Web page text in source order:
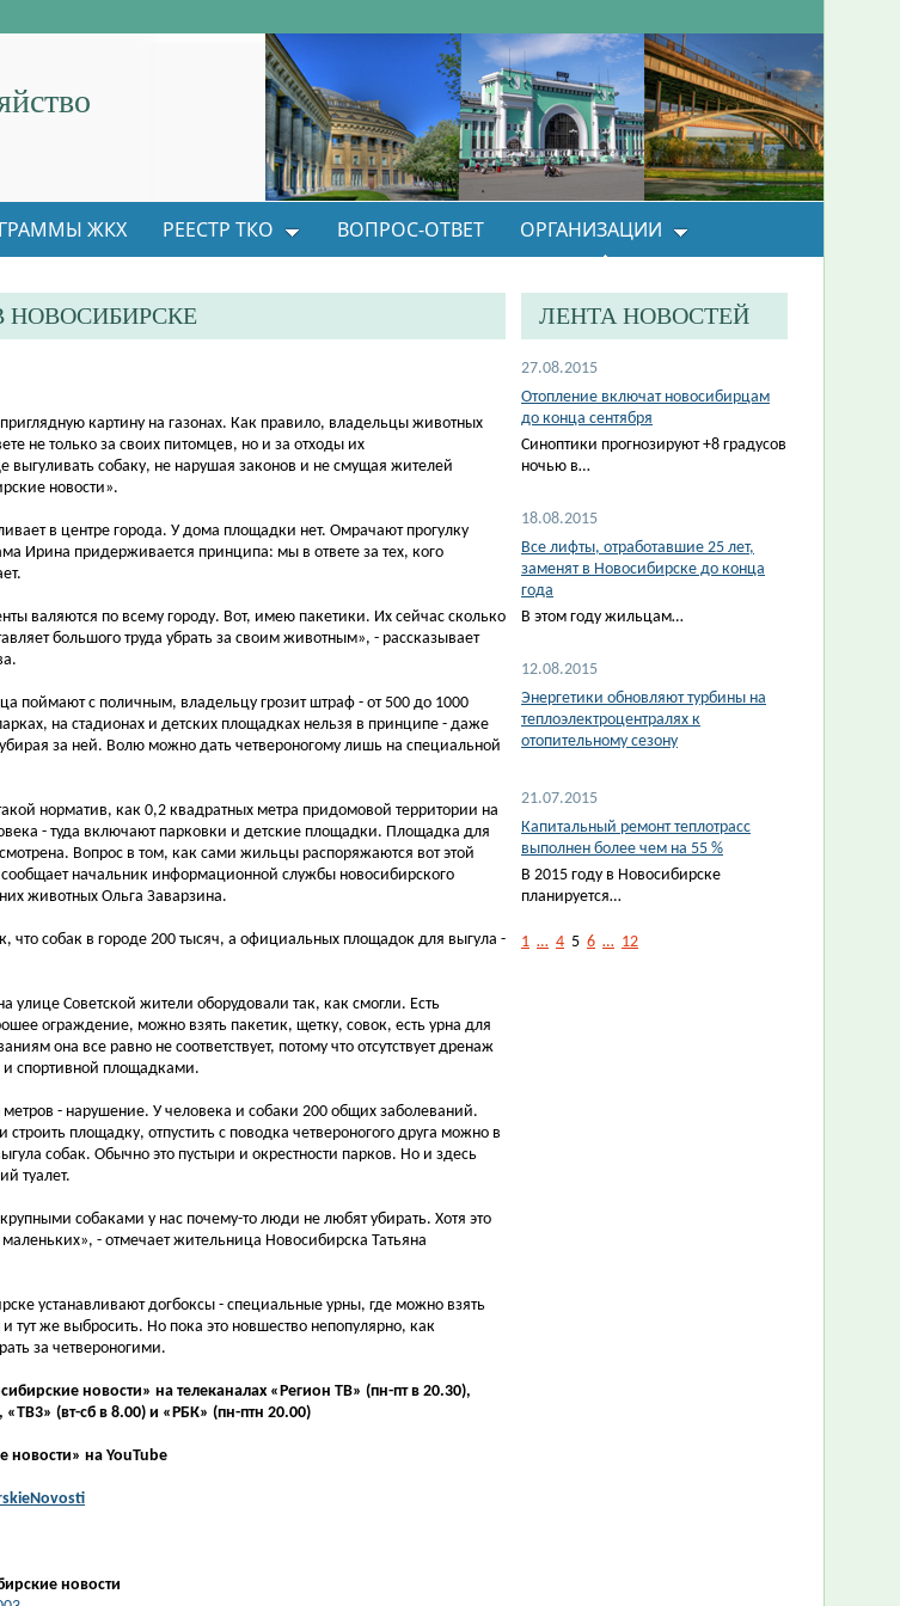
ЖКХ РЕЕСТР ТКО ВОПРОС-ОТВЕТ ОРГАНИЗАЦИИ
НОВОСИБИРСКЕ
картину на газонах. Как правило, владельцы животных
не только за своих питомцев, но и за отходы их
выгуливать собаку, не нарушая законов и не смущая жителей
новости».
в центре города. У дома площадки нет. Омрачают прогулку
Ирина придерживается принципа: мы в ответе за тех, кого
валяются по всему городу. Вот, имею пакетики. Их сейчас сколько
большого труда убрать за своим животным», - рассказывает
поймают с поличным, владельцу грозит штраф - от 500 до 1000
на стадионах и детских площадках нельзя в принципе - даже
за ней. Волю можно дать четвероногому лишь на специальной
норматив, как 0,2 квадратных метра придомовой территории на
- туда включают парковки и детские площадки. Площадка для
Вопрос в том, как сами жильцы распоряжаются вот этой
начальник информационной службы новосибирского
животных Ольга Заварзина.
что собак в городе 200 тысяч, а официальных площадок для выгула -
улице Советской жители оборудовали так, как смогли. Есть
ограждение, можно взять пакетик, щетку, совок, есть урна для
она все равно не соответствует, потому что отсутствует дренаж
и спортивной площадками.
- нарушение. У человека и собаки 200 общих заболеваний.
площадку, отпустить с поводка четвероногого друга можно в
собак. Обычно это пустыри и окрестности парков. Но и здесь
туалет.
собаками у нас почему-то люди не любят убирать. Хотя это
- отмечает жительница Новосибирска Татьяна
устанавливают догбоксы - специальные урны, где можно взять
тут же выбросить. Но пока это новшество непопулярно, как
за четвероногими.
новости» на телеканалах «Регион ТВ» (пн-пт в 20.30),
(вт-сб в 8.00) и «РБК» (пн-птн 20.00)
на YouTube
новости
ЛЕНТА НОВОСТЕЙ
27.08.2015
Отопление включат новосибирцам
до конца сентября
Синоптики прогнозируют +8 градусов
ночью в…
18.08.2015
Все лифты, отработавшие 25 лет,
заменят в Новосибирске до конца
года
В этом году жильцам…
12.08.2015
Энергетики обновляют турбины на
теплоэлектроцентралях к
отопительному сезону
21.07.2015
Капитальный ремонт теплотрасс
выполнен более чем на 55 %
В 2015 году в Новосибирске
планируется…
1 … 4 5 6 … 12